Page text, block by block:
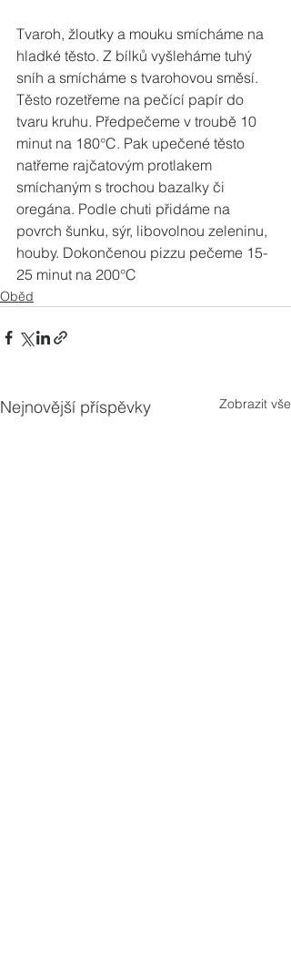
Tvaroh, žloutky a mouku smícháme na
hladké těsto. Z bílků vyšleháme tuhý
sníh a smícháme s tvarohovou směsí.
Těsto rozetřeme na pečící papír do
tvaru kruhu. Předpečeme v troubě 10
minut na 180°C. Pak upečené těsto
natřeme rajčatovým protlakem
smíchaným s trochou bazalky či
oregána. Podle chuti přidáme na
povrch šunku, sýr, libovolnou zeleninu,
houby. Dokončenou pizzu pečeme 15-
25 minut na 200°C
Oběd
Nejnovější příspěvky Zobrazit vše